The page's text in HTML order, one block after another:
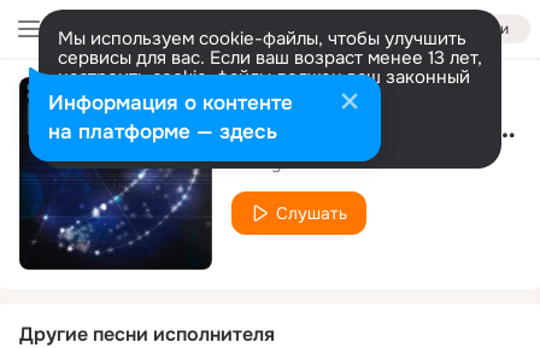
Войти
Мы используем cookie-файлы, чтобы улучшить
сервисы для вас. Если ваш возраст менее 13 лет,
настроить cookie-файлы должен ваш законный
представитель. Больше информации
Разрешить все Настроить Cinema (Feat. Gary Go) (DJ Mazza Dub Mix)
Benny Benassi
Слушать
Другие песни исполнителя
Информация о контенте
на платформе — здесь